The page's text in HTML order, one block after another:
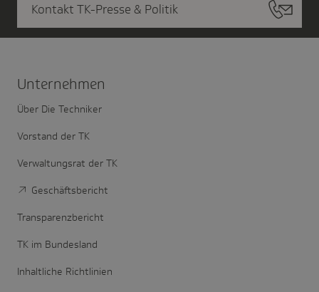
Kontakt TK-Presse & Politik
Unter­nehmen
Über Die Techniker
Vorstand der TK
Verwaltungsrat der TK
Geschäftsbericht
Transparenzbericht
TK im Bundesland
Inhaltliche Richtlinien